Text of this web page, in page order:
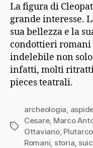
La figura di
grande interesse.
sua bellezza e la
condottieri romani
indelebile non
infatti, molti ritratti
pieces teatrali.
Tag
archeologia
Cesare, Marco
Ottaviano, Plutarco
Romani storia